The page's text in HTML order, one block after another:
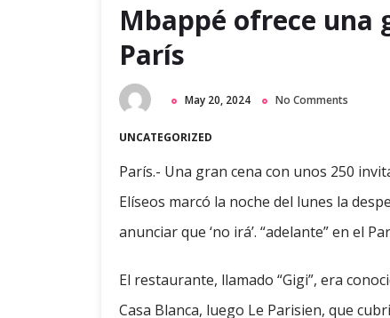
Mbappé ofrece una
París
May 20, 2024 No Comments
UNCATEGORIZED
París.- Una gran cena con unos 250
Elíseos marcó la noche del lunes la
anunciar que ‘no irá’. “adelante” en el
El restaurante, llamado “Gigi”, era
Casa Blanca, luego Le Parisien, que